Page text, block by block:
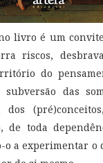
livro é um
riscos,
do
subversão das
dos
de toda
o a experimentar o